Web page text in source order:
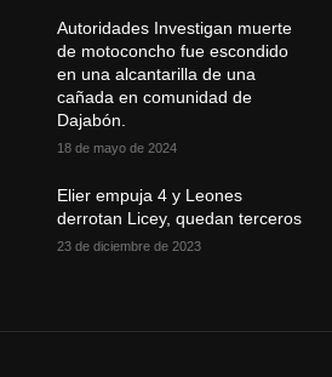
Autoridades Investigan muerte
de motoconcho fue escondido
en una alcantarilla de una
cañada en comunidad de
Dajabón.
18 de mayo de 2024
Elier empuja 4 y Leones
derrotan Licey, quedan terceros
23 de diciembre de 2023